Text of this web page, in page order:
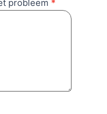
probleem *